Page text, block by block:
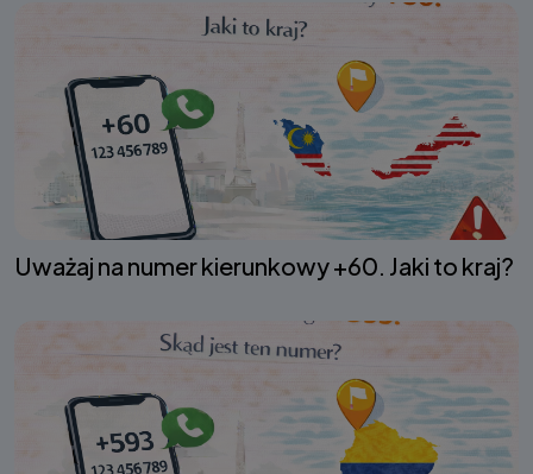
Uważaj na numer kierunkowy +60. Jaki to kraj?